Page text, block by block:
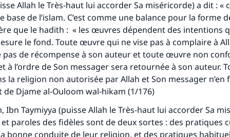
Allah le Très-haut lui accorder Sa miséricorde) a dit : «
de l’islam. C’est comme une balance pour la forme
que le hadith : « les œuvres dépendent des intentions
le fond. Toute œuvre qui ne vise pas à complaire à
pas de récompense à son auteur et toute œuvre non
à l’ordre de Son messager sera retournée à son auteur.
la religion non autorisée par Allah et Son messager n’en
de Djame al-Ouloom wal-hikam (1/176)
Ibn Taymiyya (puisse Allah le Très-haut lui accorder Sa
et paroles des fidèles sont de deux sortes : des pratiques
bonne conduite de leur religion, et des pratiques